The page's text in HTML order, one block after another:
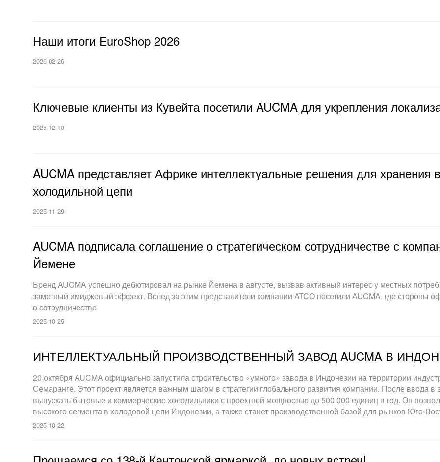
Наши итоги EuroShop 2026
2026-02-26
Ключевые клиенты из Кувейта посетили AUCMA для укрепления
2025-12-10
AUCMA представляет Африке интеллектуальные решения для хранения
холодильной цепи
2025-11-29
AUCMA подписала соглашение о стратегическом сотрудничестве с
Йемене
Бренд AUCMA успешно дебютировал на рынке Йемена в августе, вызвав активный интерес у местных
заметный имиджевый эффект. Вслед за этим представители компании ATCO посетили AUCMA, где стороны
о сотрудничестве.
2025-10-25
ИНТЕЛЛЕКТУАЛЬНЫЙ ПРОИЗВОДСТВЕННЫЙ ЗАВОД AUCMA В
20 октября AUCMA официально запустила строительство «умного» завода в Индонезии на территории
Семаранге. Этот проект является важным шагом в стратегии глобального развития компании. После ввода в
выпускать бытовые и коммерческие холодильники с проектной мощностью до 500 000 единиц в год. Он
высокого сегмента в холодовой цепи Индонезии, а также станет производственной базой для рынков Юго-
2025-10-22